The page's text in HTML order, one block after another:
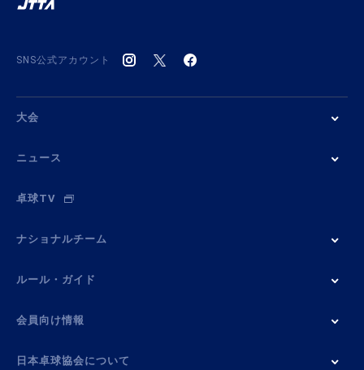
SNS公式アカウント
大会
ニュース
卓球TV
ナショナルチーム
ルール・ガイド
会員向け情報
日本卓球協会について